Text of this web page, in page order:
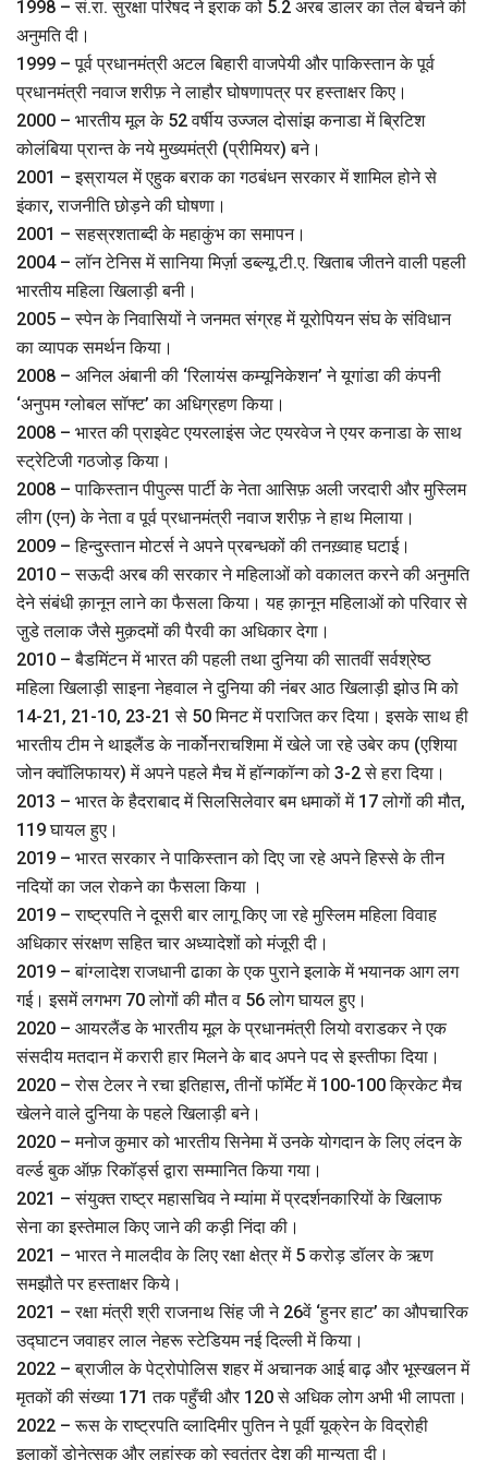
1998 – सं.रा. सुरक्षा परिषद ने इराक को 5.2 अरब डालर का तेल बेचने की
अनुमति दी।
1999 – पूर्व प्रधानमंत्री अटल बिहारी वाजपेयी और पाकिस्तान के पूर्व
प्रधानमंत्री नवाज शरीफ़ ने लाहौर घोषणापत्र पर हस्ताक्षर किए।
2000 – भारतीय मूल के 52 वर्षीय उज्जल दोसांझ कनाडा में ब्रिटिश
कोलंबिया प्रान्त के नये मुख्यमंत्री (प्रीमियर) बने।
2001 – इस्रायल में एहुक बराक का गठबंधन सरकार में शामिल होने से
इंकार, राजनीति छोड़ने की घोषणा।
2001 – सहस्रशताब्दी के महाकुंभ का समापन।
2004 – लॉन टेनिस में सानिया मिर्ज़ा डब्ल्यू.टी.ए. खिताब जीतने वाली पहली
भारतीय महिला खिलाड़ी बनी।
2005 – स्पेन के निवासियों ने जनमत संग्रह में यूरोपियन संघ के संविधान
का व्यापक समर्थन किया।
2008 – अनिल अंबानी की ‘रिलायंस कम्यूनिकेशन’ ने यूगांडा की कंपनी
‘अनुपम ग्लोबल सॉफ्ट’ का अधिग्रहण किया।
2008 – भारत की प्राइवेट एयरलाइंस जेट एयरवेज ने एयर कनाडा के साथ
स्ट्रेटिजी गठजोड़ किया।
2008 – पाकिस्तान पीपुल्स पार्टी के नेता आसिफ़ अली जरदारी और मुस्लिम
लीग (एन) के नेता व पूर्व प्रधानमंत्री नवाज शरीफ़ ने हाथ मिलाया।
2009 – हिन्दुस्तान मोटर्स ने अपने प्रबन्धकों की तनख़्वाह घटाई।
2010 – सऊदी अरब की सरकार ने महिलाओं को वकालत करने की अनुमति
देने संबंधी क़ानून लाने का फैसला किया। यह क़ानून महिलाओं को परिवार से
जु़डे तलाक जैसे मुक़दमों की पैरवी का अधिकार देगा।
2010 – बैडमिंटन में भारत की पहली तथा दुनिया की सातवीं सर्वश्रेष्ठ
महिला खिलाड़ी साइना नेहवाल ने दुनिया की नंबर आठ खिलाड़ी झोउ मि को
14-21, 21-10, 23-21 से 50 मिनट में पराजित कर दिया। इसके साथ ही
भारतीय टीम ने थाइलैंड के नार्कोनराचशिमा में खेले जा रहे उबेर कप (एशिया
जोन क्वॉलिफायर) में अपने पहले मैच में हॉन्गकॉन्ग को 3-2 से हरा दिया।
2013 – भारत के हैदराबाद में सिलसिलेवार बम धमाकाें में 17 लोगाें की मौत,
119 घायल हुए।
2019 – भारत सरकार ने पाकिस्‍तान को दिए जा रहे अपने हिस्‍से के तीन
नदियों का जल रोकने का फैसला किया ।
2019 – राष्‍ट्रपति ने दूसरी बार लागू किए जा रहे मुस्लिम महिला विवाह
अधिकार संरक्षण सहित चार अ‍ध्‍यादेशों को मंजूरी दी।
2019 – बांग्लादेश राजधानी ढाका के एक पुराने इलाके में भयानक आग लग
गई। इसमें लगभग 70 लोगों की मौत व 56 लोग घायल हुए।
2020 – आयरलैंड के भारतीय मूल के प्रधानमंत्री लियो वराडकर ने एक
संसदीय मतदान में करारी हार मिलने के बाद अपने पद से इस्तीफा दिया।
2020 – रोस टेलर ने रचा इतिहास, तीनों फॉर्मेट में 100-100 क्रिकेट मैच
खेलने वाले दुनिया के पहले खिलाड़ी बने।
2020 – मनोज कुमार को भारतीय सिनेमा में उनके योगदान के लिए लंदन के
वर्ल्ड बुक ऑफ़ रिकॉर्ड्स द्वारा सम्मानित किया गया।
2021 – संयुक्त राष्ट्र महासचिव ने म्यांमा में प्रदर्शनकारियों के खिलाफ
सेना का इस्तेमाल किए जाने की कड़ी निंदा की।
2021 – भारत ने मालदीव के लिए रक्षा क्षेत्र में 5 करोड़ डॉलर के ऋण
समझौते पर हस्‍ताक्षर किये।
2021 – रक्षा मंत्री श्री राजनाथ सिंह जी ने 26वें ‘हुनर हाट’ का औपचारिक
उद्घाटन जवाहर लाल नेहरू स्टेडियम नई दिल्ली में किया।
2022 – ब्राजील के पेट्रोपोलिस शहर में अचानक आई बाढ़ और भूस्खलन में
मृतकों की संख्या 171 तक पहुँची और 120 से अधिक लोग अभी भी लापता।
2022 – रूस के राष्ट्रपति व्लादिमीर पुतिन ने पूर्वी यूक्रेन के विद्रोही
इलाकों डोनेत्सक और लुहांस्क को स्वतंत्र देश की मान्यता दी।